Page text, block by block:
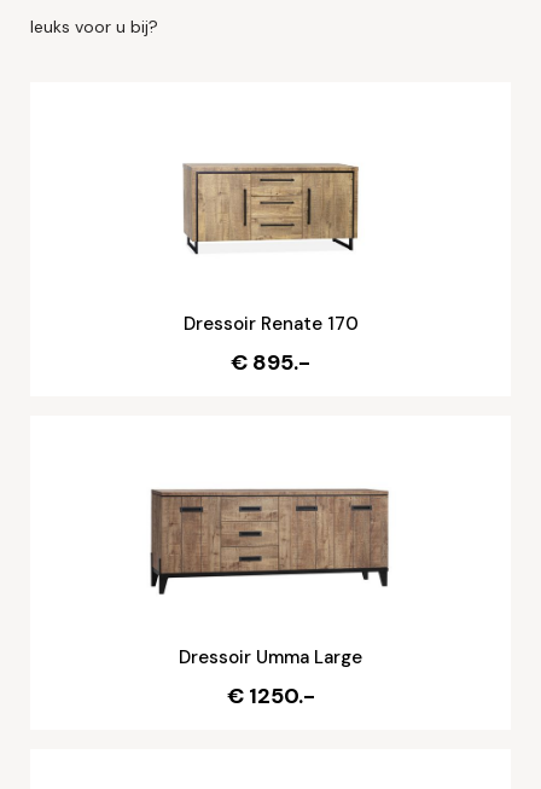
leuks voor u bij?
Dressoir Renate 170
€ 895.-
Dressoir Umma Large
€ 1250.-